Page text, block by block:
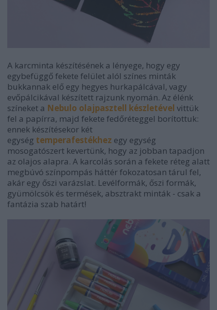
A karcminta készítésének a lényege, hogy egy
egybefüggő fekete felület alól színes minták
bukkannak elő egy hegyes hurkapálcával, vagy
evőpálcikával készített rajzunk nyomán. Az élénk
színeket a Nebulo olajpasztell készletével vittük
fel a papírra, majd fekete fedőréteggel borítottuk:
ennek készítésekor két
egység temperafestékhez egy egység
mosogatószert kevertünk, hogy az jobban tapadjon
az olajos alapra. A karcolás során a fekete réteg alatt
megbúvó színpompás háttér fokozatosan tárul fel,
akár egy őszi varázslat. Levélformák, őszi formák,
gyümölcsök és termések, absztrakt minták - csak a
fantázia szab határt!